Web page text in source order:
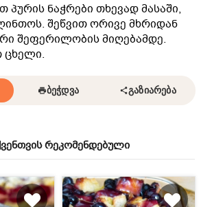
პურის ნაჭრები თხევად მასაში,
შეწვით ორივე მხრიდან
შეფერილობის მიღებამდე.
ცხელი.
ᲑᲔᲭᲓᲕᲐ ᲒᲐᲖᲘᲐᲠᲔᲑᲐ
რეკომენდებული